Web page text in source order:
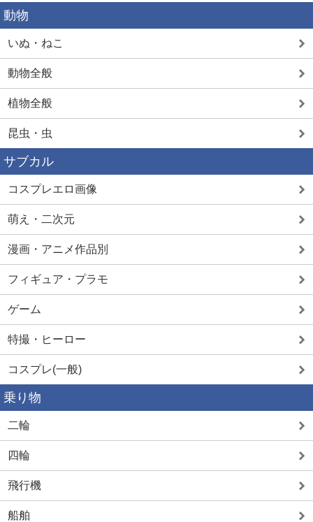
動物
いぬ・ねこ
動物全般
植物全般
昆虫・虫
サブカル
コスプレエロ画像
萌え・二次元
漫画・アニメ作品別
フィギュア・プラモ
ゲーム
特撮・ヒーロー
コスプレ(一般)
乗り物
二輪
四輪
飛行機
船舶